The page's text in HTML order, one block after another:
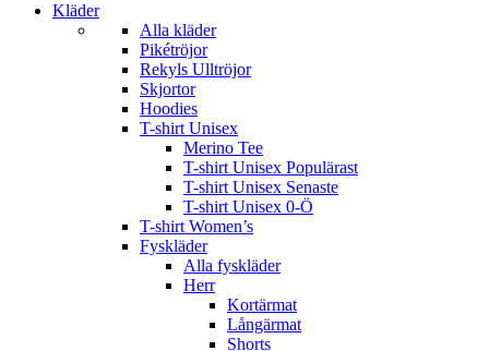
Kläder
Alla kläder
Pikétröjor
Rekyls Ulltröjor
Skjortor
Hoodies
T-shirt Unisex
Merino Tee
T-shirt Unisex Populärast
T-shirt Unisex Senaste
T-shirt Unisex 0-Ö
T-shirt Women’s
Fyskläder
Alla fyskläder
Herr
Kortärmat
Långärmat
Shorts